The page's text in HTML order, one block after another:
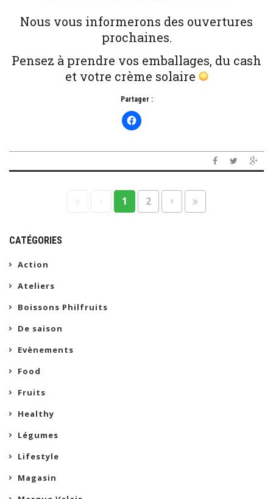
Nous vous informerons des ouvertures
prochaines.
Pensez à prendre vos emballages, du cash
et votre crème solaire
Partager :
1 2
CATÉGORIES
Action
Ateliers
Boissons Philfruits
De saison
Evènements
Food
Fruits
Healthy
Légumes
Lifestyle
Magasin